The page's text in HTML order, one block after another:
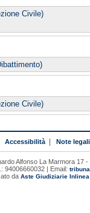
Civile)
Civile)
Accessibilità| Note legali
Alfonso La Marmora 17
94006660032 | Email:
da Aste Giudiziarie Inlinea